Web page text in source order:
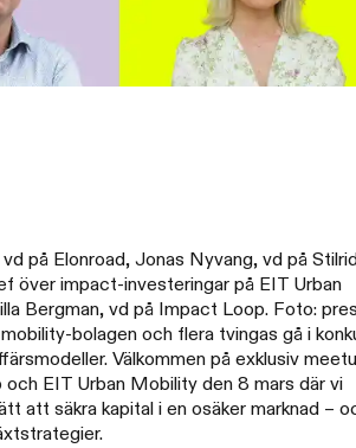
vd på Elonroad, Jonas Nyvang, vd på
över impact-investeringar på EIT Urban
Bergman, vd på Impact Loop. Foto:
bolagen och flera tvingas gå i
Välkommen på exklusiv
EIT Urban Mobility den 8 mars där vi
att säkra kapital i en osäker marknad –